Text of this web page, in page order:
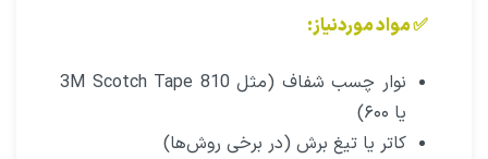
✅ مواد موردنیاز:
نوار چسب شفاف (مثل 3M Scotch Tape 810
یا ۶۰۰)
کاتر یا تیغ برش (در برخی روش‌ها)